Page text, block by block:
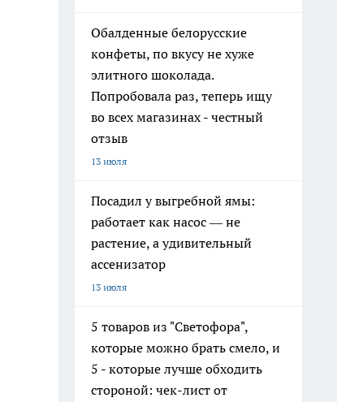
Обалденные белорусские
конфеты, по вкусу не хуже
элитного шоколада.
Попробовала раз, теперь ищу
во всех магазинах - честный
отзыв
13 июля
Посадил у выгребной ямы:
работает как насос — не
растение, а удивительный
ассенизатор
13 июля
5 товаров из "Светофора",
которые можно брать смело, и
5 - которые лучше обходить
стороной: чек-лист от